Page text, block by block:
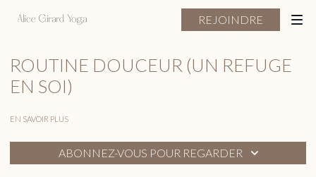
REJOINDRE
ROUTINE DOUCEUR (UN REFUGE
EN SOI)
EN SAVOIR PLUS
ABONNEZ-VOUS POUR REGARDER